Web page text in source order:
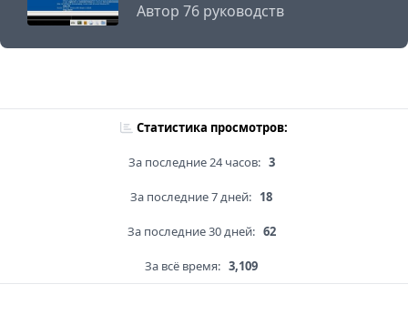
Автор 76 руководств
Статистика просмотров:
За последние 24 часов: 3
За последние 7 дней: 18
За последние 30 дней: 62
За всё время: 3,109